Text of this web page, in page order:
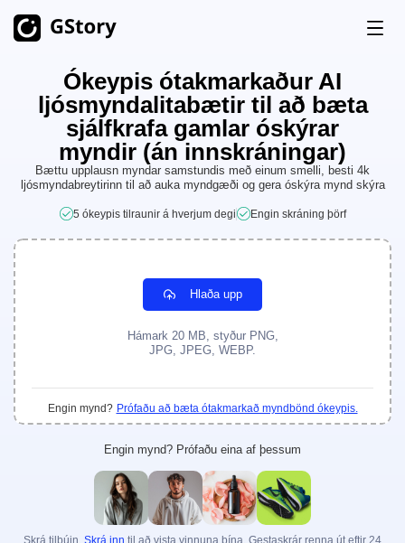
Gervigreindarmyndun (AI Generation)
AI myndagjafi Ótakmarkað
AI mynd til myndbands Ótakmarkað
AI Video Generator
Myndbandsverkfæri
Myndbandsþýðandi
AI myndbandsbútagerðarmaður (AI Clip Maker)
Bakgrunnur fjarlægður úr myndböndum
Vatnsmerki fjarlægt af myndböndum
Bakgrunnur fjarlægður úr myndum
Vatnsmerki fjarlægt af myndum Ótakmarkað
Verðlagning
Saga
Ókeypis ótakmarkaður AI
ljósmyndalitabætir til að bæta
sjálfkrafa gamlar óskýrar
myndir (án innskráningar)
Bættu upplausn myndar samstundis með einum smelli, besti 4k
ljósmyndabreytirinn til að auka myndgæði og gera óskýra mynd skýra
5 ókeypis tilraunir á hverjum degi Engin skráning þörf
Hlaða upp
Hámark 20 MB, styður PNG,
JPG, JPEG, WEBP.
Engin mynd? Prófaðu að bæta ótakmarkað myndbönd ókeypis.
Engin mynd? Prófaðu eina af þessum
Skrá tilbúin. Skrá inn til að vista vinnuna þína. Gestaskrár renna út eftir 24